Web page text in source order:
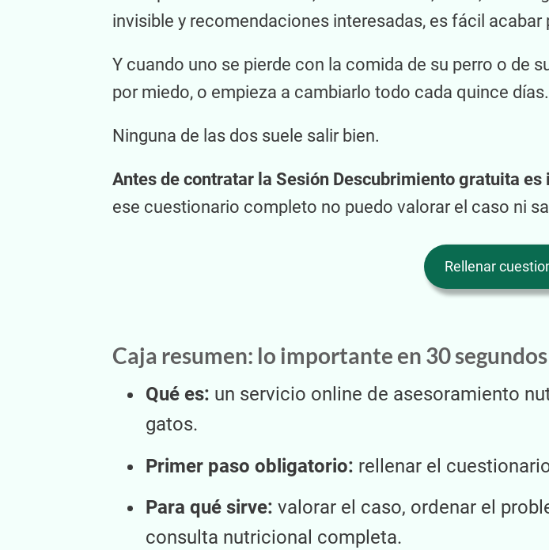
invisible y recomendaciones interesadas, es fácil acabar
Y cuando uno se pierde con la comida de su perro o de
por miedo, o empieza a cambiarlo todo cada quince días.
Ninguna de las dos suele salir bien.
Antes de contratar la Sesión Descubrimiento gratuita
ese cuestionario completo no puedo valorar el caso ni
Rellenar
Caja resumen: lo importante en 30 segundos
Qué es: un servicio online de asesoramiento
gatos.
Primer paso obligatorio: rellenar el
Para qué sirve: valorar el caso, ordenar el
consulta nutricional completa.